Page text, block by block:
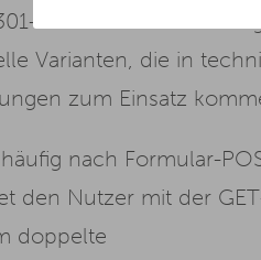
und 302-
Varianten, die in
zum Einsatz
nach Formular-
den Nutzer mit der
doppelte